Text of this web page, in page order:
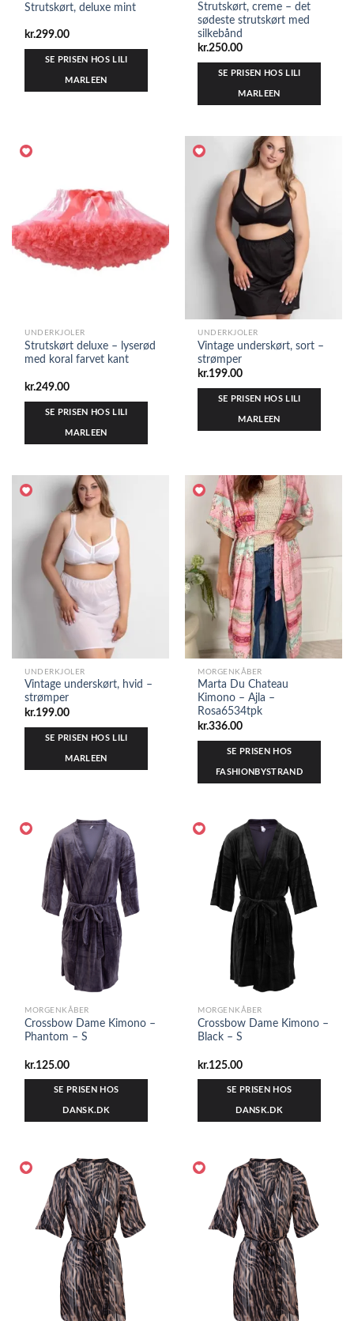
Strutskørt, deluxe mint
kr.299.00
SE PRISEN HOS LILI
MARLEEN
Strutskørt, creme – det
sødeste strutskørt med
silkebånd
kr.250.00
SE PRISEN HOS LILI
MARLEEN
UNDERKJOLER
Strutskørt deluxe – lyserød
med koral farvet kant
kr.249.00
SE PRISEN HOS LILI
MARLEEN
UNDERKJOLER
Vintage underskørt, sort –
strømper
kr.199.00
SE PRISEN HOS LILI
MARLEEN
UNDERKJOLER
Vintage underskørt, hvid –
strømper
kr.199.00
SE PRISEN HOS LILI
MARLEEN
MORGENKÅBER
Marta Du Chateau
Kimono – Ajla –
Rosa6534tpk
kr.336.00
SE PRISEN HOS
FASHIONBYSTRAND
MORGENKÅBER
Crossbow Dame Kimono –
Phantom – S
kr.125.00
SE PRISEN HOS
DANSK.DK
MORGENKÅBER
Crossbow Dame Kimono –
Black – S
kr.125.00
SE PRISEN HOS
DANSK.DK